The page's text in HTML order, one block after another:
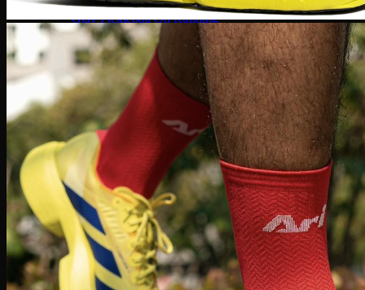
Giày Pickleball Lacoste
Giày Pickleball On Running
Giày Pickleball Skechers
Vợt Pickleball
Vợt Pickleball Adidas
Vợt Pickleball CRBN
Vợt PickleBall Gearbox
Vợt PickleBall Head
Vợt Pickleball Joola
Vợt Pickleball Proton
Vợt Pickleball Selkirk
Vợt Pickleball Six Zero
Vợt Pickleball Sypik
Giày
Giày Adidas
Giày Nike
Giày Jordan
Môn thể thao
Giày Retro Sneaker
Thương hiệu khác